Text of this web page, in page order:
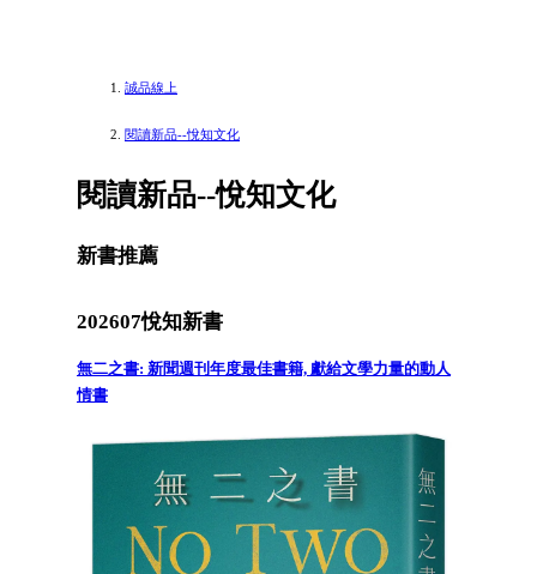
誠品線上
閱讀新品--悅知文化
閱讀新品--悅知文化
新書推薦
202607悅知新書
無二之書: 新聞週刊年度最佳書籍, 獻給文學力量的動人
情書